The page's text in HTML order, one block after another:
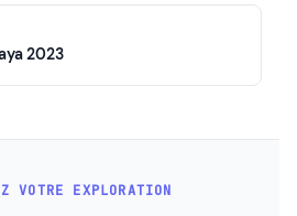
2023
VOTRE EXPLORATION